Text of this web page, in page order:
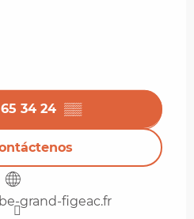
34 24 ▒▒
grand-figeac.fr